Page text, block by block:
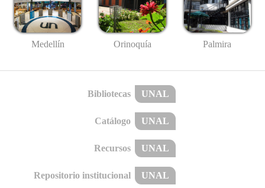
Medellín Orinoquía Palmira
Bibliotecas UNAL
Catálogo UNAL
Recursos UNAL
Repositorio institucional UNAL